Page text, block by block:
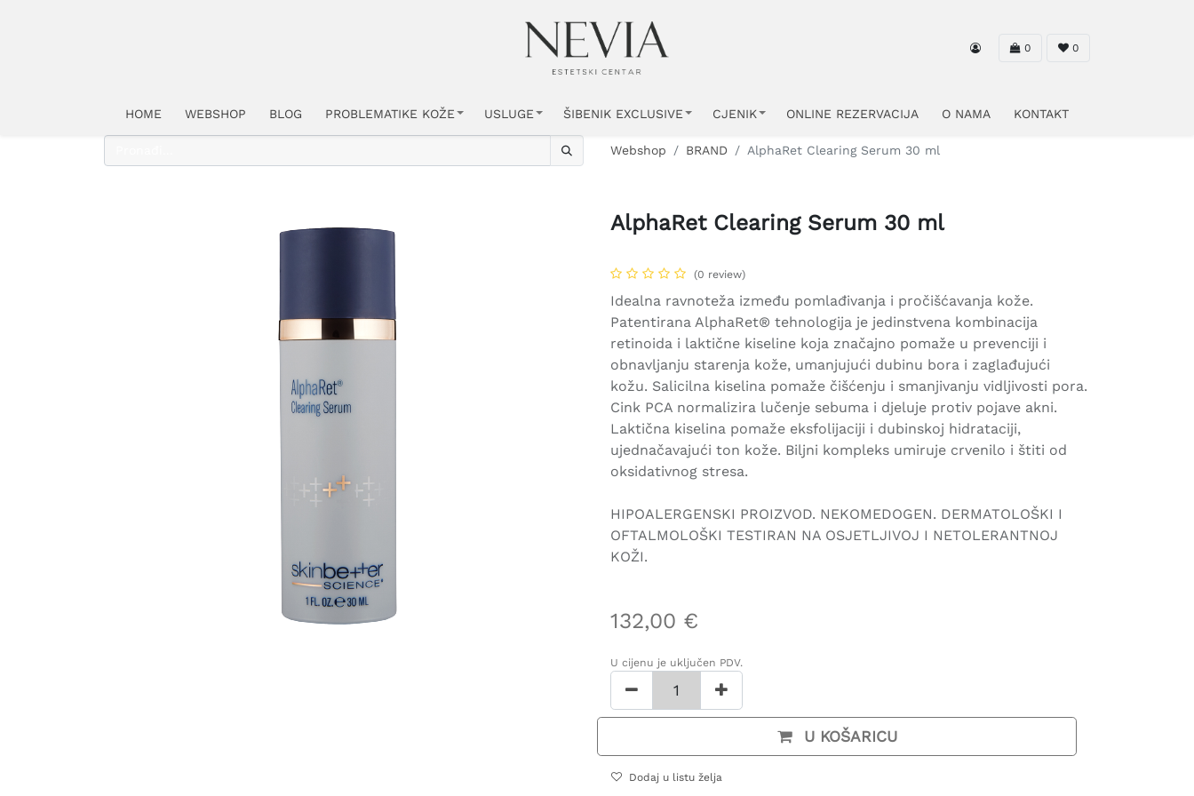
0 0
HOME WEBSHOP BLOG PROBLEMATIKE KOŽE USLUGE ŠIBENIK EXCLUSIVE CJENIK ONLINE REZERVACIJA O NAMA KONTAKT
Webshop BRAND AlphaRet Clearing Serum 30 ml
AlphaRet Clearing Serum 30 ml
(0 review)
Idealna ravnoteža između pomlađivanja i pročišćavanja kože.
Patentirana AlphaRet® tehnologija je jedinstvena kombinacija
retinoida i laktične kiseline koja značajno pomaže u prevenciji i
obnavljanju starenja kože, umanjujući dubinu bora i zaglađujući
kožu. Salicilna kiselina pomaže čišćenju i smanjivanju vidljivosti pora.
Cink PCA normalizira lučenje sebuma i djeluje protiv pojave akni.
Laktična kiselina pomaže eksfolijaciji i dubinskoj hidrataciji,
ujednačavajući ton kože. Biljni kompleks umiruje crvenilo i štiti od
oksidativnog stresa.
HIPOALERGENSKI PROIZVOD. NEKOMEDOGEN. DERMATOLOŠKI I
OFTALMOLOŠKI TESTIRAN NA OSJETLJIVOJ I NETOLERANTNOJ
KOŽI.
132,00 €
U cijenu je uključen PDV.
U KOŠARICU
Dodaj u listu želja